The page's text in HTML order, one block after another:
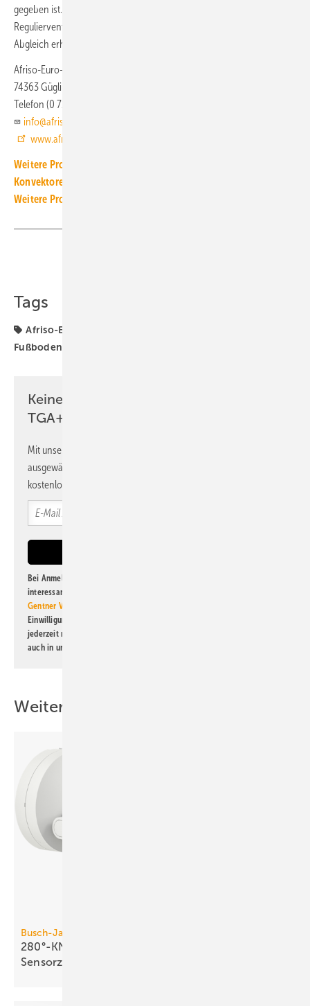
gegeben ist. Optional ist eine Produktvariante mit dem dynamischen
Regulierventil Vario-DP für einen automatischen Hydraulischen
Abgleich erhältlich.
Afriso-Euro-Index
74363 Güglingen
Telefon (0 71 35) 10 20
info@afriso.de
www.afriso.de
Weitere Produkt-Meldungen zum Thema Heiz- und Kühlflächen,
Konvektoren
Weitere Produkt-Meldungen zum Thema Technische Armaturen
Tags
Afriso-Euro-Index
Fußbodenheizung
Keine Zeit? Kein Problem mit dem
TGA+E Newsletter!
Mit unserem Newsletter erhalten Sie regelmäßig von uns
ausgewählte Informationen und Neuigkeiten, gebündelt und
kostenlos direkt ins Postfach.
Bei Anmeldung zu diesem Newsletter bin ich damit einverstanden, über
interessante Verlags- und Online-Angebote
Gentner Verlag GmbH & Co. KG
Einwilligung kann ich jederzeit widerrufen und eine Abmeldung ist
jederzeit möglich. Informationen zum Umgang mit Daten finden Sie
auch in unserer
Weitere Inhalte
Busch-Jaeger
280°-KNX-Bewegungsmelder mit vier
Sensorzonen